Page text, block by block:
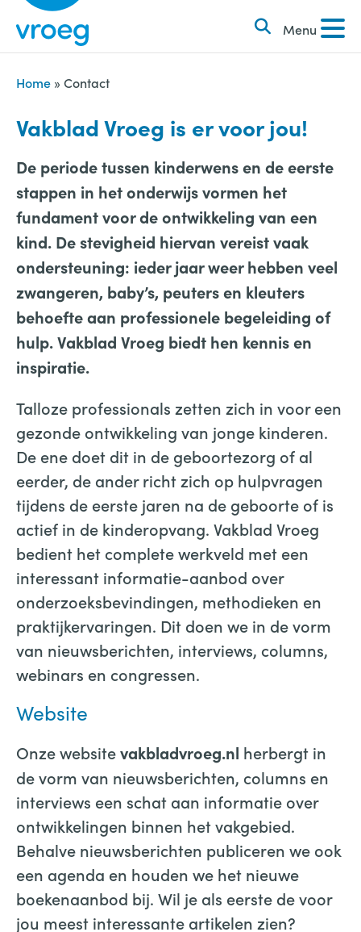
i
Menu
k
e
n
n
a
:
Home » Contact
Vakblad Vroeg is er voor jou!
De periode tussen kinderwens en de eerste
stappen in het onderwijs vormen het
fundament voor de ontwikkeling van een
kind. De stevigheid hiervan vereist vaak
ondersteuning: ieder jaar weer hebben veel
zwangeren, baby’s, peuters en kleuters
behoefte aan professionele begeleiding of
hulp. Vakblad Vroeg biedt hen kennis en
inspiratie.
Talloze professionals zetten zich in voor een
gezonde ontwikkeling van jonge kinderen.
De ene doet dit in de geboortezorg of al
eerder, de ander richt zich op hulpvragen
tijdens de eerste jaren na de geboorte of is
actief in de kinderopvang. Vakblad Vroeg
bedient het complete werkveld met een
interessant informatie-aanbod over
onderzoeksbevindingen, methodieken en
praktijkervaringen. Dit doen we in de vorm
van nieuwsberichten, interviews, columns,
webinars en congressen.
Website
Onze websitevakbladvroeg.nl herbergt in
de vorm van nieuwsberichten, columns en
interviews een schat aan informatie over
ontwikkelingen binnen het vakgebied.
Behalve nieuwsberichten publiceren we ook
een agenda en houden we het nieuwe
boekenaanbod bij. Wil je als eerste de voor
jou meest interessante artikelen zien?